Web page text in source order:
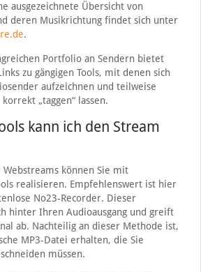
ausgezeichnete Übersicht von
deren Musikrichtung findet sich unter
.
Portfolio an Sendern bietet
zu gängigen Tools, mit denen sich
aufzeichnen und teilweise
„taggen“ lassen.
kann ich den Stream
Webstreams können Sie mit
realisieren. Empfehlenswert ist hier
No23-Recorder. Dieser
hinter Ihren Audioausgang und greift
ab. Nachteilig an dieser Methode ist,
MP3-Datei erhalten, die Sie
müssen.